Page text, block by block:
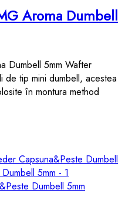
Aroma Dumbell
Dumbell 5mm Wafter
de tip mini dumbell, acestea
în montura method